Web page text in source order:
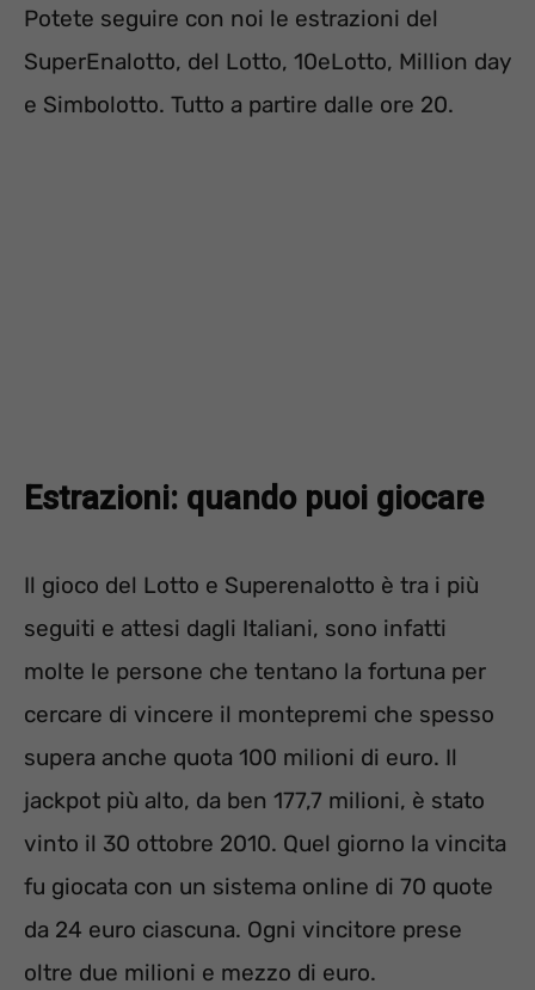
Potete seguire con noi le estrazioni del
SuperEnalotto, del Lotto, 10eLotto, Million day
e Simbolotto. Tutto a partire dalle ore 20.
Estrazioni: quando puoi giocare
Il gioco del Lotto e Superenalotto è tra i più
seguiti e attesi dagli Italiani, sono infatti
molte le persone che tentano la fortuna per
cercare di vincere il montepremi che spesso
supera anche quota 100 milioni di euro. Il
jackpot più alto, da ben 177,7 milioni, è stato
vinto il 30 ottobre 2010. Quel giorno la vincita
fu giocata con un sistema online di 70 quote
da 24 euro ciascuna. Ogni vincitore prese
oltre due milioni e mezzo di euro.